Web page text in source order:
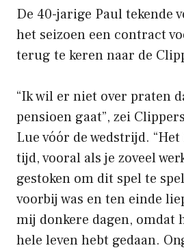
De 40-jarige Paul tekende
het seizoen een contract
terug te keren naar de
“Ik wil er niet over praten
pensioen gaat”, zei
Lue vóór de wedstrijd.
tijd, vooral als je zoveel
gestoken om dit spel te
voorbij was en ten einde
mij donkere dagen, omdat
hele leven hebt gedaan.